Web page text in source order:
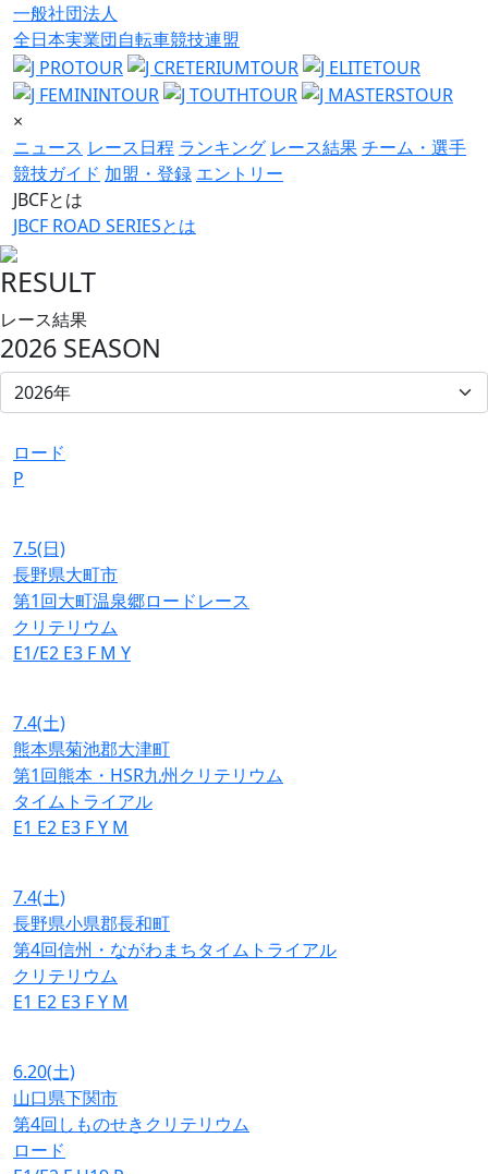
一般社団法人
全日本実業団自転車競技連盟
×
ニュース レース日程 ランキング レース結果チーム・選手
競技ガイド 加盟・登録 エントリー
JBCFとは
JBCF ROAD SERIESとは
RESULT
レース結果
2026 SEASON
ロード
P
7.5(日)
長野県大町市
第1回大町温泉郷ロードレース
クリテリウム
E1/E2 E3 F M Y
7.4(土)
熊本県菊池郡大津町
第1回熊本・HSR九州クリテリウム
タイムトライアル
E1 E2 E3 FY M
7.4(土)
長野県小県郡長和町
第4回信州・ながわまちタイムトライアル
クリテリウム
E1 E2 E3 FY M
6.20(土)
山口県下関市
第4回しものせきクリテリウム
ロード